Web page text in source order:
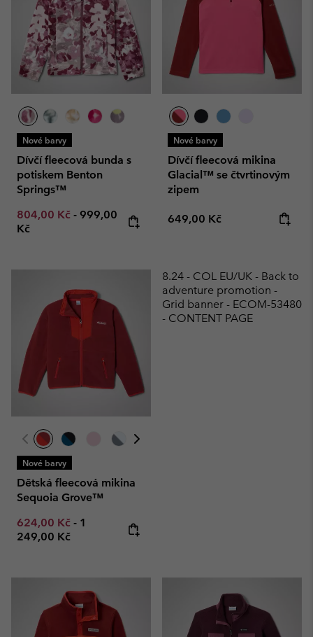
Nové barvy
Dívčí fleecová bunda s
potiskem Benton
Springs™
Minimum sale price:
804,00 Kč - Maximum price:
999,00
Kč
Nové barvy
Dívčí fleecová mikina
Glacial™ se čtvrtinovým
zipem
Regular price:
649,00 Kč
Nové barvy
Dětská fleecová mikina
Sequoia Grove™
Minimum sale price:
624,00 Kč - Maximum price:
1
249,00 Kč
8.24 - COL EU/UK - Back to
adventure promotion -
Grid banner - ECOM-53480
- CONTENT PAGE